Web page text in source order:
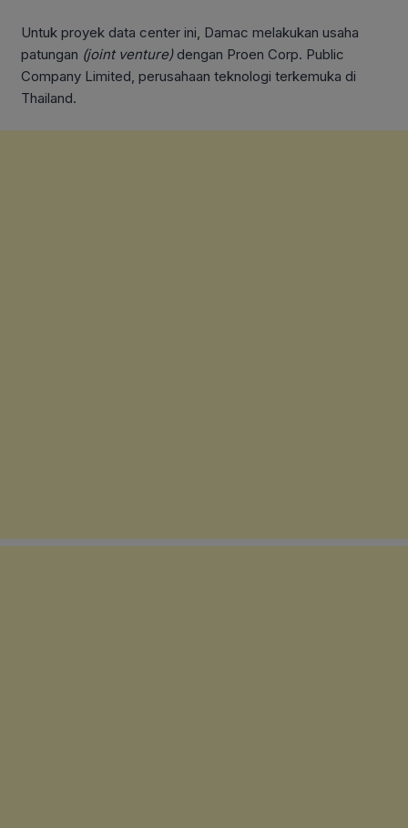
Untuk proyek data center ini, Damac melakukan usaha
patungan (joint venture) dengan Proen Corp. Public
Company Limited, perusahaan teknologi terkemuka di
Thailand.